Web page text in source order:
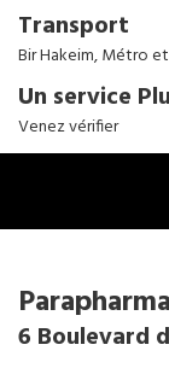
Transport
Bir Hakeim, Métro
Un service
Venez vérifier
6 Boulevard